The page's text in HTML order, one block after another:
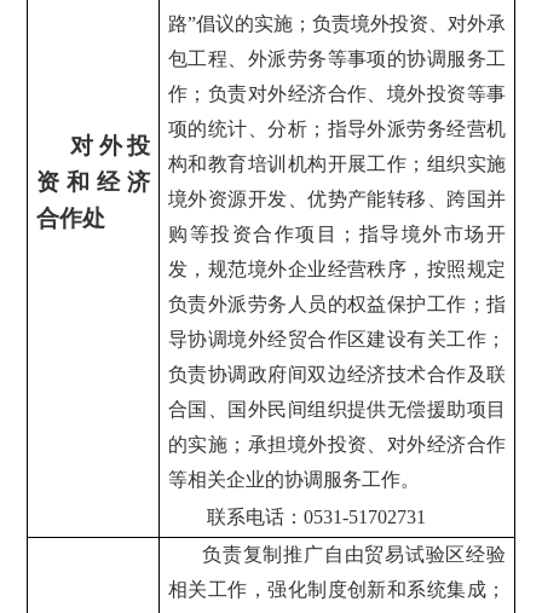
对外投
资和经济
合作处
路”倡议的实施；负责境外投资、对外承
包工程、外派劳务等事项的协调服务工
作；负责对外经济合作、境外投资等事
项的统计、分析；指导外派劳务经营机
构和教育培训机构开展工作；组织实施
境外资源开发、优势产能转移、跨国并
购等投资合作项目；指导境外市场开
发，规范境外企业经营秩序，按照规定
负责外派劳务人员的权益保护工作；指
导协调境外经贸合作区建设有关工作；
负责协调政府间双边经济技术合作及联
合国、国外民间组织提供无偿援助项目
的实施；承担境外投资、对外经济合作
等相关企业的协调服务工作。
联系电话：0531-51702731
负责复制推广自由贸易试验区经验
相关工作，强化制度创新和系统集成；